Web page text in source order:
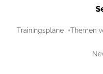
Trainingspläne Themen